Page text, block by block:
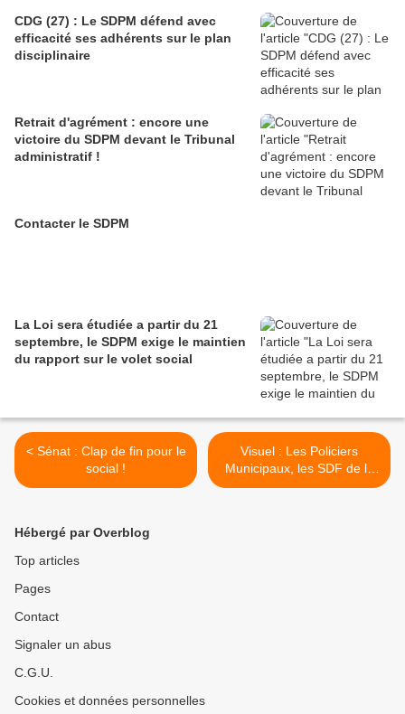
CDG (27) : Le SDPM défend avec
efficacité ses adhérents sur le plan
disciplinaire
Retrait d'agrément : encore une
victoire du SDPM devant le Tribunal
administratif !
Contacter le SDPM
La Loi sera étudiée a partir du 21
septembre, le SDPM exige le maintien
du rapport sur le volet social
< Sénat : Clap de fin pour le
social !
Visuel : Les Policiers
Municipaux, les SDF de la
sécurité publique ! >
Hébergé par Overblog
Top articles
Pages
Contact
Signaler un abus
C.G.U.
Cookies et données personnelles